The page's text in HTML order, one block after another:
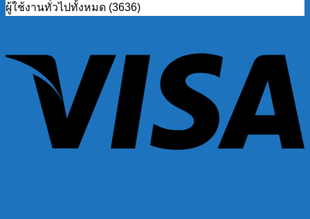
ผู้ใช้งานทั่วไปทั้งหมด (3636)